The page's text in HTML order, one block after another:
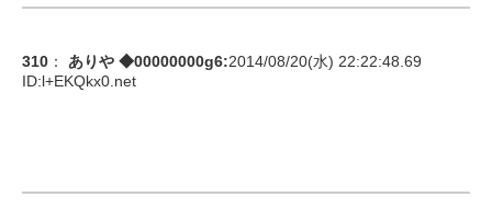
310 ： ありや ◆00000000g6:2014/08/20(水) 22:22:48.69
ID:l+EKQkx0.net